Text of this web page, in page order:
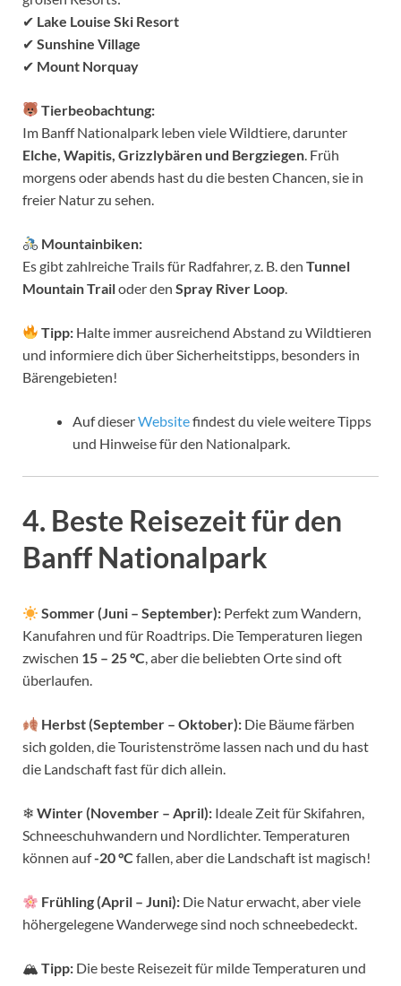
✔ Lake Louise Ski Resort
✔ Sunshine Village
✔ Mount Norquay
Tierbeobachtung:
Im Banff Nationalpark leben viele Wildtiere, darunter
Elche, Wapitis, Grizzlybären und Bergziegen . Früh
morgens oder abends hast du die besten Chancen, sie in
freier Natur zu sehen.
Mountainbiken:
Es gibt zahlreiche Trails für Radfahrer, z. B. den Tunnel
Mountain Trailoder den Spray River Loop
Tipp: Halte immer ausreichend Abstand zu Wildtieren
und informiere dich über Sicherheitstipps, besonders in
Bärengebieten!
Auf dieserWebsitefindest du viele weitere Tipps
und Hinweise für den Nationalpark.
4. Beste Reisezeit für den
Banff Nationalpark
Sommer (Juni – September): Perfekt zum Wandern,
Kanufahren und für Roadtrips. Die Temperaturen liegen
zwischen 15 – 25 °C, aber die beliebten Orte sind oft
überlaufen.
Herbst (September – Oktober): Die Bäume färben
sich golden, die Touristenströme lassen nach und du hast
die Landschaft fast für dich allein.
❄ Winter (November – April): Ideale Zeit für Skifahren,
Schneeschuhwandern und Nordlichter. Temperaturen
können auf-20 °C fallen, aber die Landschaft ist magisch!
Frühling (April – Juni): Die Natur erwacht, aber viele
höhergelegene Wanderwege sind noch schneebedeckt.
🏔 Tipp: Die beste Reisezeit für milde Temperaturen und